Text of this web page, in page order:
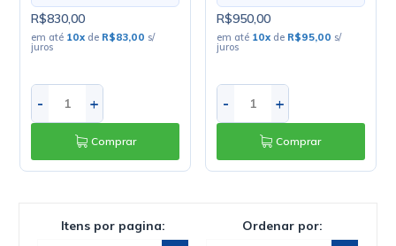
R$830,00
em até 10x de R$83,00 s/
juros
- +
Comprar
R$950,00
em até 10x de R$95,00 s/
juros
- +
Comprar
Itens por pagina: Ordenar por: